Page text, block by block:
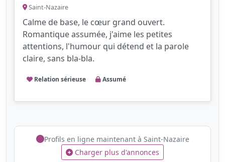
Saint-Nazaire
Calme de base, le cœur grand ouvert.
Romantique assumée, j'aime les petites
attentions, l'humour qui détend et la parole
claire, sans bla-bla.
Relation sérieuse Assumé
Profils en ligne maintenant à Saint-Nazaire
Charger plus d'annonces